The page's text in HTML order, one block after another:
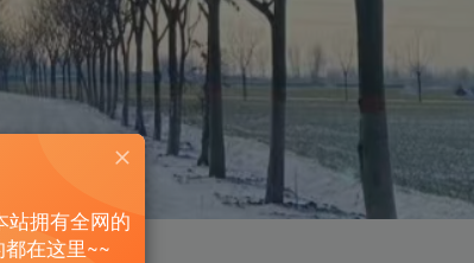
站拥有全网的
在这里~~